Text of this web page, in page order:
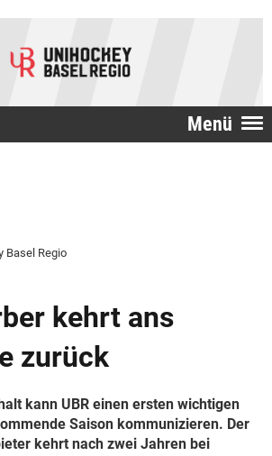
Menü
Basel Regio
kehrt ans
zurück
kann UBR einen ersten wichtigen
Saison kommunizieren. Der
kehrt nach zwei Jahren bei